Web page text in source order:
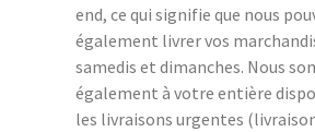
end, ce qui signifie que nous
également livrer vos
samedis et dimanches. Nous
également à votre entière
les livraisons urgentes